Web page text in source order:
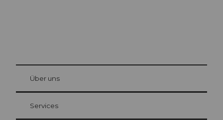
Gästekarte Luzern
Ihre Vorteile als Übernachtungsgast
at Bre
Über uns
Services